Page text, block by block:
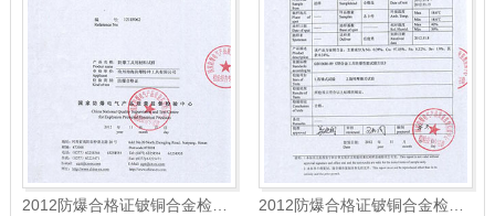
2012防爆合格证铍铜合金检测报告1 2012防爆合格证铍铜合金检测报告2